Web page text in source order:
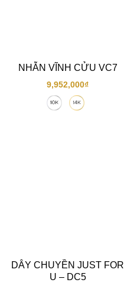
NHẪN VĨNH CỬU VC7
9,952,000₫
DÂY CHUYỀN JUST FOR
U – DC5